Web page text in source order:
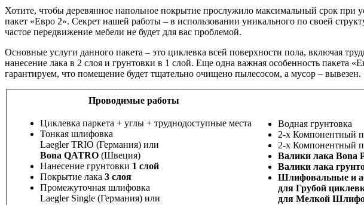
Хотите, чтобы деревянное напольное покрытие прослужило максимальный срок при
пакет «Евро 2». Секрет нашей работы – в использовании уникального по своей
частое передвижение мебели не будет для вас проблемой.
Основные услуги данного пакета – это циклевка всей поверхности пола, включая
нанесение лака в 2 слоя и грунтовки в 1 слой. Еще одна важная особенность пакета
гарантируем, что помещение будет тщательно очищено пылесосом, а мусор – вывезен.
Проводимые работы
Циклевка паркета + углы + труднодоступные места
Тонкая шлифовка
Laegler TRIO (Германия) или
Bona QATRO (Швеция)
Нанесение грунтовки 1 слой
Покрытие лака 3 слоя
Промежуточная шлифовка
Laegler Single (Германия) или
Водная грунтовка
2-х Компонентный
2-х Компонентный
Валики лака Bona
Валики лака
Шлифовальные и
для Грубой
для Мелкой